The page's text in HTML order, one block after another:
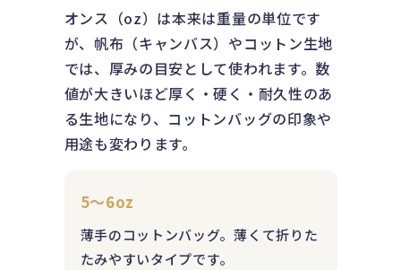
オンス（oz）は本来は重量の単位です
が、帆布（キャンバス）やコットン生地
では、厚みの目安として使われます。数
値が大きいほど厚く・硬く・耐久性のあ
る生地になり、コットンバッグの印象や
用途も変わります。
5〜6oz
薄手のコットンバッグ。薄くて折りた
たみやすいタイプです。